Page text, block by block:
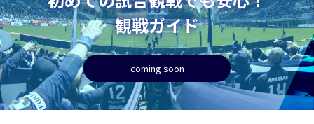
観戦ガイド
coming soon